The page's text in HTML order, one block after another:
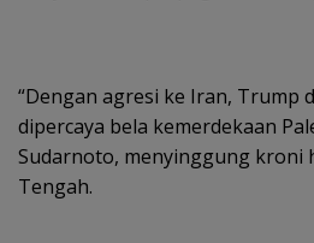
“Dengan agresi ke Iran, Trump
dipercaya bela kemerdekaan
Sudarnoto, menyinggung kroni
Tengah.